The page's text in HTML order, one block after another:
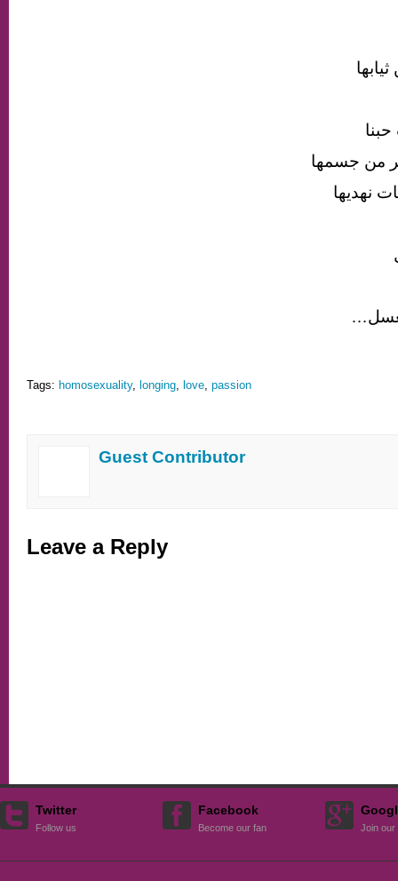
من جسمها
نهديها
Tags: homosexuality, longing, love, passion
Guest Contributor
Leave a Reply
Twitter
Follow us
Facebook
Become our fan Join our